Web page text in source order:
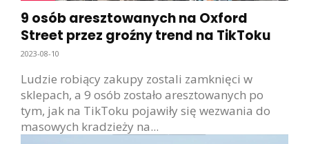
9 osób aresztowanych na Oxford
Street przez groźny trend na TikToku
2023-08-10
Ludzie robiący zakupy zostali zamknięci w
sklepach, a 9 osób zostało aresztowanych po
tym, jak na TikToku pojawiły się wezwania do
masowych kradzieży na...